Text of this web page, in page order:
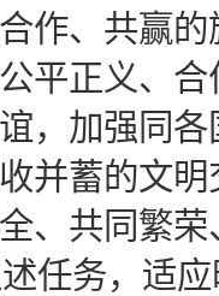
作、共赢
平正义、
，加强同
并蓄的文
、共同繁
任务，适